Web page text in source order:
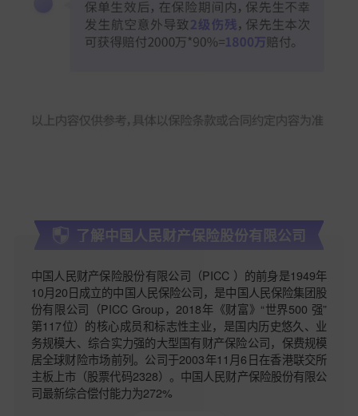
了解中国人民财产保险股份有限公司
中国人民财产保险股份有限公司（PICC ）的前身是1949年
10月20日成立的中国人民保险公司，是中国人民保险集团股
份有限公司（PICC Group，2018年《财富》“世界500 强”
第117位）的核心成员和标志性主业，是国内历史悠久、业
务规模大、综合实力强的大型国有财产保险公司，保费规模
居全球财险市场前列。公司于2003年11月6日在香港联交所
主板上市（股票代码2328）。中国人民财产保险股份有限公
司最新综合偿付能力为272%